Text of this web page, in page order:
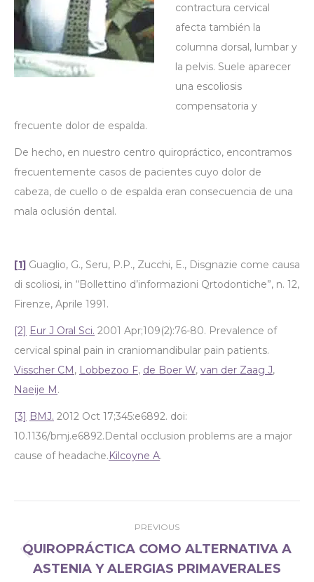
contractura cervical
afecta también la
columna dorsal, lumbar y
la pelvis. Suele aparecer
una escoliosis
compensatoria y
frecuente dolor de espalda.
De hecho, en nuestro centro quiropráctico, encontramos
frecuentemente casos de pacientes cuyo dolor de
cabeza, de cuello o de espalda eran consecuencia de una
mala oclusión dental.
[1] Guaglio, G., Seru, P.P., Zucchi, E., Disgnazie come causa
di scoliosi, in “Bollettino d’informazioni Qrtodontiche”, n. 12,
Firenze, Aprile 1991.
[2] Eur J Oral Sci. 2001 Apr;109(2):76-80. Prevalence of
cervical spinal pain in craniomandibular pain patients.
Visscher CM, Lobbezoo F, de Boer W, van der Zaag J,
Naeije M.
[3] BMJ. 2012 Oct 17;345:e6892. doi:
10.1136/bmj.e6892.Dental occlusion problems are a major
cause of headache.Kilcoyne A.
navigation
PREVIOUS
QUIROPRÁCTICA COMO ALTERNATIVA A
ASTENIA Y ALERGIAS PRIMAVERALES